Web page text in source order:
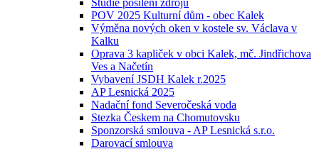
Studie posílení zdrojů
POV 2025 Kulturní dům - obec Kalek
Výměna nových oken v kostele sv. Václava v
Kalku
Oprava 3 kapliček v obci Kalek, mč. Jindřichova
Ves a Načetín
Vybavení JSDH Kalek r.2025
AP Lesnická 2025
Nadační fond Severočeská voda
Stezka Českem na Chomutovsku
Sponzorská smlouva - AP Lesnická s.r.o.
Darovací smlouva